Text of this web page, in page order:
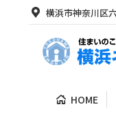
横浜市神奈川区
HOME
HOME